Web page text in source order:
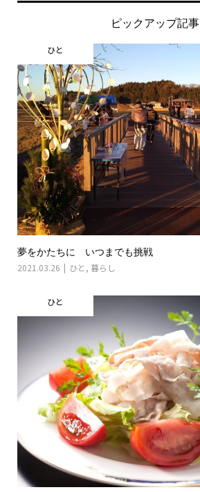
ピックアップ記事
ひと
夢をかたちに いつまでも挑戦
2021.03.26 ひと , 暮らし
ひと